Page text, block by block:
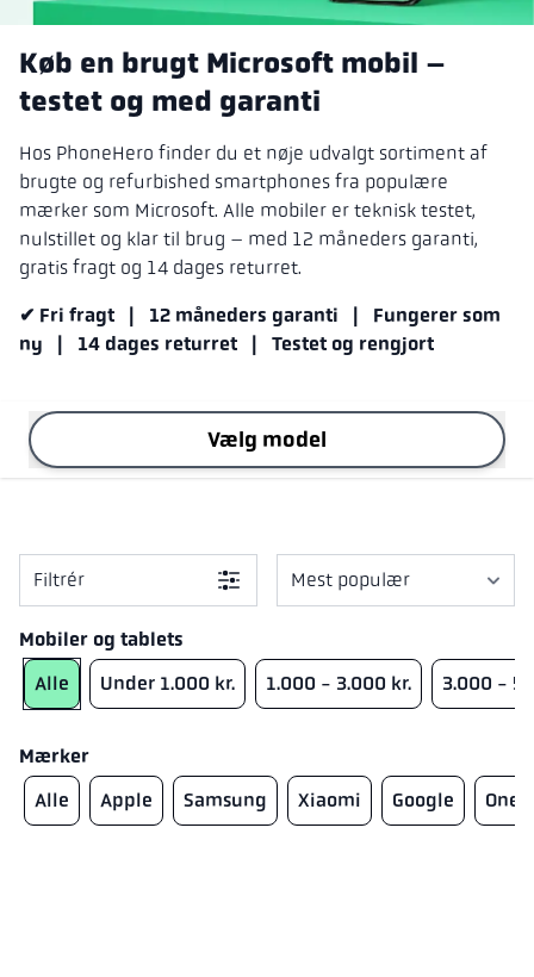
Køb en brugt Microsoft mobil –
testet og med garanti
Hos PhoneHero finder du et nøje udvalgt sortiment af
brugte og refurbished smartphones fra populære
mærker som Microsoft. Alle mobiler er teknisk testet,
nulstillet og klar til brug – med 12 måneders garanti,
gratis fragt og 14 dages returret.
✔ Fri fragt | 12 måneders garanti | Fungerer som
ny | 14 dages returret | Testet og rengjort
Vælg model
Filtrér
Mobiler og tablets
Alle
Under 1.000 kr. 1.000 - 3.000 kr. 3.000 -
Mærker
Alle
Apple Samsung Xiaomi Google